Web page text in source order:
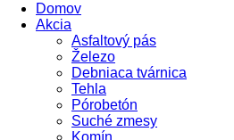
Domov
Akcia
Asfaltový pás
Železo
Debniaca tvárnica
Tehla
Pórobetón
Suché zmesy
Komín